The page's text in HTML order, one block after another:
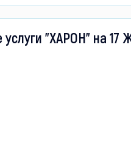
услуги "ХАРОН" на